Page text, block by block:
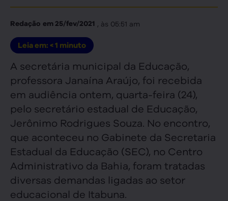
Redação em 25/fev/2021 , às 05:51 am
Leia em: < 1 minuto
A secretária municipal da Educação,
professora Janaína Araújo, foi recebida
em audiência ontem, quarta-feira (24),
pelo secretário estadual de Educação,
Jerônimo Rodrigues Souza. No encontro,
que aconteceu no Gabinete da Secretaria
Estadual da Educação (SEC), no Centro
Administrativo da Bahia, foram tratadas
diversas demandas ligadas ao setor
educacional de Itabuna.